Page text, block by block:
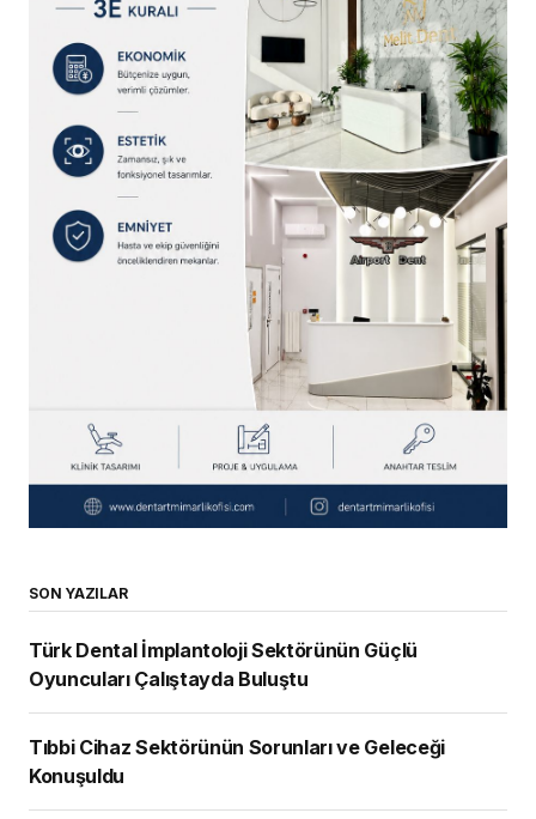
SON YAZILAR
Türk Dental İmplantoloji Sektörünün Güçlü
Oyuncuları Çalıştayda Buluştu
Tıbbi Cihaz Sektörünün Sorunları ve Geleceği
Konuşuldu